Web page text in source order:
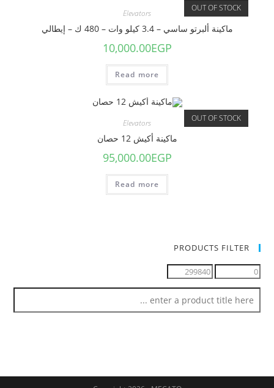
OUT OF STOCK
Elevators
ماكينة ألبرتو ساسي – 3.4 كيلو وات – 480 ك – إيطالي
10,000.00EGP
Read more
OUT OF STOCK
Elevators
ماكينة أكيش 12 حصان
95,000.00EGP
Read more
PRODUCTS FILTER